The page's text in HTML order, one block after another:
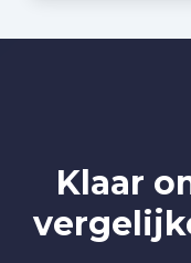
(2025)
Zakelijke
Overheid,
Klaar